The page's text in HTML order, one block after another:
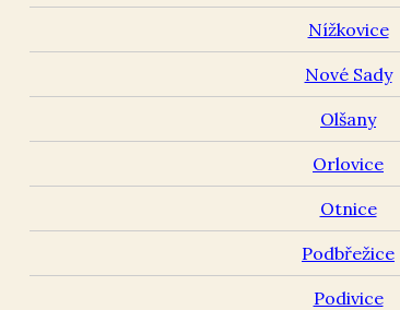
Nížkovice
Nové Sady
Olšany
Orlovice
Otnice
Podbřežice
Podivice